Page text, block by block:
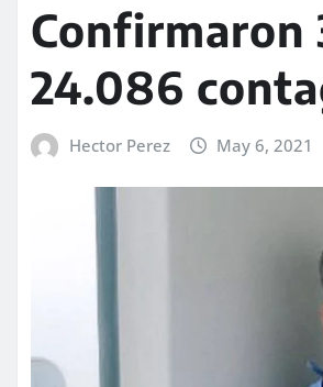
Confirmaron
24.086
Hector Perez May 6, 2021